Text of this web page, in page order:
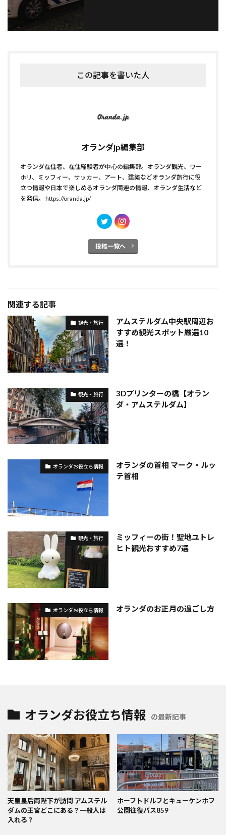
この記事を書いた人
オランダjp編集部
オランダ在住者、在住経験者が中心の編集部。オランダ観光、ワー
ホリ、ミッフィー、サッカー、アート、建築などオランダ旅行に役
立つ情報や日本で楽しめるオランダ関連の情報、オランダ生活など
を発信。 https://oranda.jp/
投稿一覧へ
関連する記事
観光・旅行
アムステルダム中央駅周辺お
すすめ観光スポット厳選10
選！
観光・旅行
3Dプリンターの橋【オラン
ダ・アムステルダム】
オランダお役立ち情報
オランダの首相 マーク・ルッ
テ首相
観光・旅行
ミッフィーの街！聖地ユトレ
ヒト観光おすすめ7選
オランダお役立ち情報 オランダのお正月の過ごし方
オランダお役立ち情報 の最新記事
天皇皇后両陛下が訪問 アムステル
ダムの王宮どこにある？一般人は
入れる？
ホーフトドルフとキューケンホフ
公園往復バス859